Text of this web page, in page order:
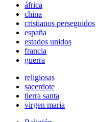
áfrica
china
cristianos perseguidos
españa
estados unidos
francia
guerra
religiosas
sacerdote
tierra santa
virgen maria